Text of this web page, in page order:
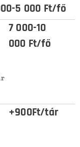
5 000 Ft/fő
7 000-10
000 Ft/fő
+900Ft/tár